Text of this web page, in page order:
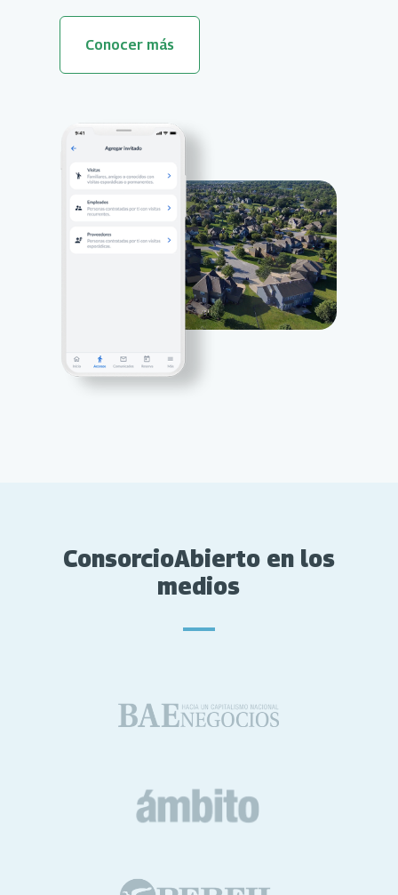
Conocer más
ConsorcioAbierto en los
medios